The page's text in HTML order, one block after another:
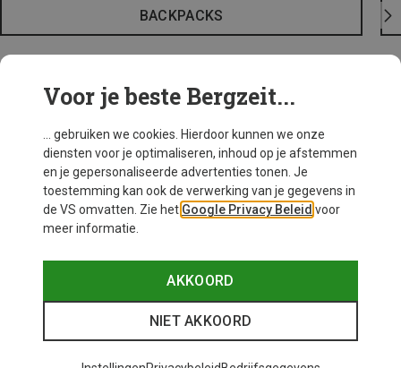
BACKPACKS
Voor je beste Bergzeit...
... gebruiken we cookies. Hierdoor kunnen we onze
diensten voor je optimaliseren, inhoud op je afstemmen
en je gepersonaliseerde advertenties tonen. Je
toestemming kan ook de verwerking van je gegevens in
de VS omvatten. Zie het Google Privacy Beleid voor
meer informatie.
AKKOORD
NIET AKKOORD